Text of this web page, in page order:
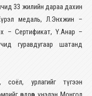
33 жилийн дараа дахин
медаль, Л.Энхжин –
– Сертификат, Ү.Анар –
гуравдугаар шатанд
соёл, урлагийг түгээн